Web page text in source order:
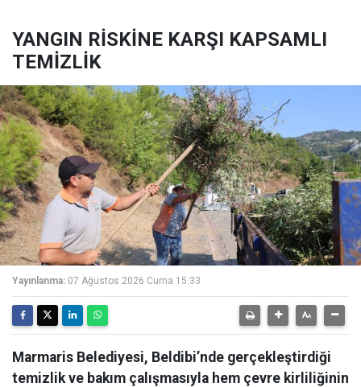
YANGIN RİSKİNE KARŞI KAPSAMLI
TEMİZLİK
Yayınlanma: 07 Ağustos 2026 Cuma 15:33
Marmaris Belediyesi, Beldibi’nde gerçekleştirdiği
temizlik ve bakım çalışmasıyla hem çevre kirliliğinin